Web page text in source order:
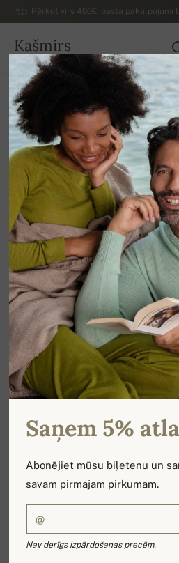
Pērkot virs 400€, pasta pakalpojumi
Kašmirs
LATVIJA
Uz mājām PĀRĒJAIS
-16%
Saņem 5%
Abonējiet mūsu biļetenu un
savam pirmajam pirkumam.
Nav derīgs izpārdošanas precēm.